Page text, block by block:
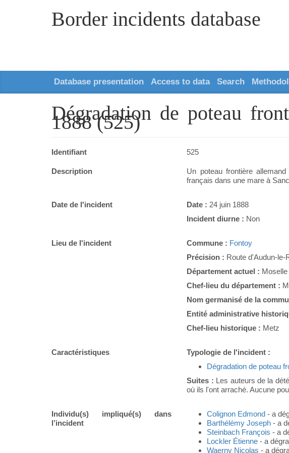
Border incidents database
Database presentation Access to data Search
Dégradation de poteau
1888 (525)
Identifiant 525
Description
Un poteau frontière
français dans une mare à
Date de l'incident Date : 24 juin 1888
Incident diurne : Non
Lieu de l'incident Commune : Fontoy
Précision : Route d'Audun-le-
Département actuel : Moselle
Chef-lieu du département :
Nom germanisé de la
Entité administrative
Chef-lieu historique : Metz
Caractéristiques
Typologie de l'incident :
Dégradation de poteau
Suites : Les auteurs de la
où ils l'ont arraché. Aucune
Individu(s) impliqué(s) dans
l’incident
Colignon Edmond- a
Barthélémy Joseph- a
Steinbach François- a
Lockler Étienne- a
Waerny Nicolas- a